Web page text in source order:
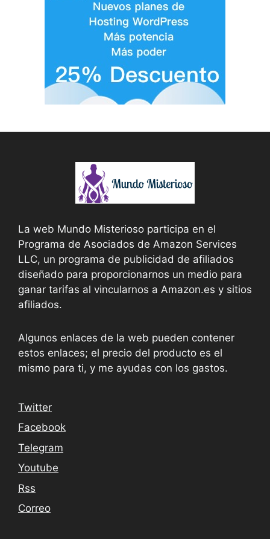
La web Mundo Misterioso participa en el
Programa de Asociados de Amazon Services
LLC, un programa de publicidad de afiliados
diseñado para proporcionarnos un medio para
ganar tarifas al vincularnos a Amazon.es y sitios
afiliados.
Algunos enlaces de la web pueden contener
estos enlaces; el precio del producto es el
mismo para ti, y me ayudas con los gastos.
Twitter
Facebook
Telegram
Youtube
Rss
Correo